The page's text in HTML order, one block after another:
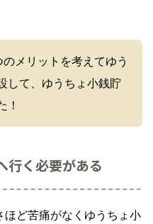
メリットを考えてゆう
して、ゆうちょ小銭貯
！
く必要がある
ど苦痛がなくゆうちょ小